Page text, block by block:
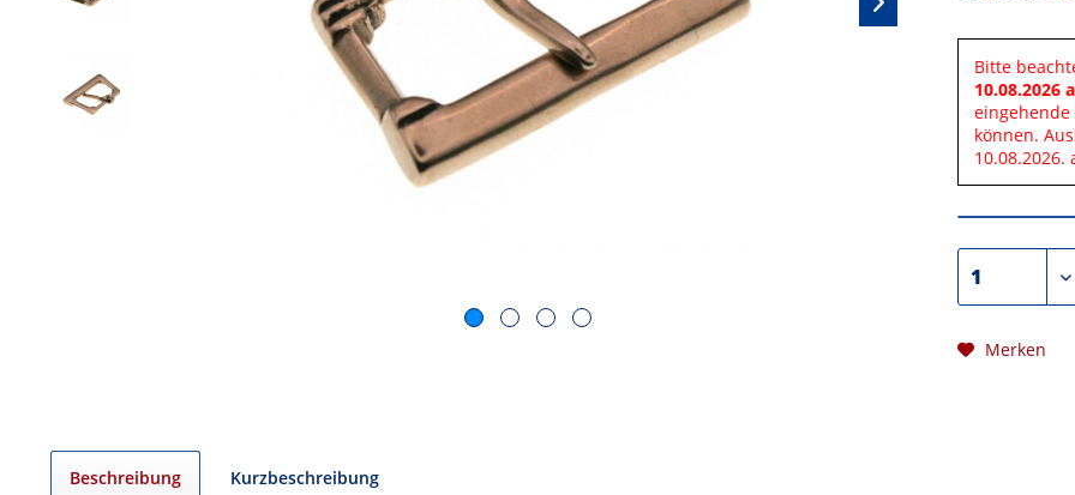
Bitte
10.08.2026
können.
Merken
Beschreibung Kurzbeschreibung